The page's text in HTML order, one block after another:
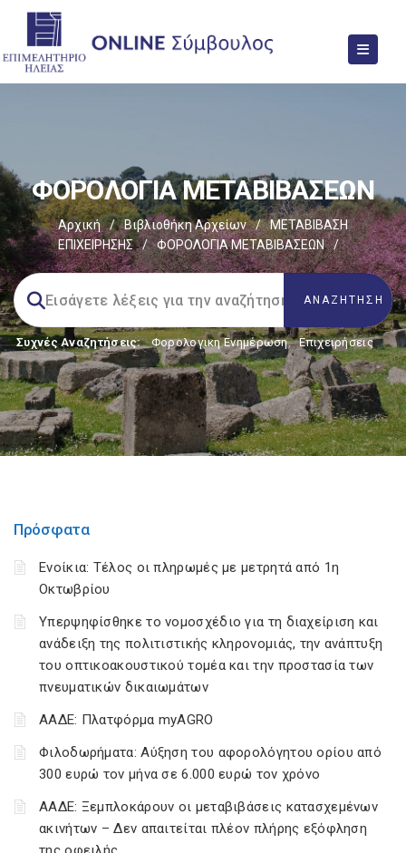
ΦΟΡΟΛΟΓΙΑ ΜΕΤΑΒΙΒΑΣΕΩΝ
Αρχική / Βιβλιοθήκη Αρχείων /
ΜΕΤΑΒΙΒΑΣΗ
ΕΠΙΧΕIΡΗΣΗΣ
/ ΦΟΡΟΛΟΓΙΑ ΜΕΤΑΒΙΒΑΣΕΩΝ /
Συχνές Αναζητήσεις: Φορολογικη Ενημέρωση, Επιχειρήσεις
Πρόσφατα
Ενοίκια: Τέλος οι πληρωμές με μετρητά από 1η
Οκτωβρίου
Υπερψηφίσθηκε το νομοσχέδιο για τη διαχείριση και
ανάδειξη της πολιτιστικής κληρονομιάς, την ανάπτυξη
του οπτικοακουστικού τομέα και την προστασία των
πνευματικών δικαιωμάτων
ΑΑΔΕ: Πλατφόρμα myAGRO
Φιλοδωρήματα: Αύξηση του αφορολόγητου ορίου από
300 ευρώ τον μήνα σε 6.000 ευρώ τον χρόνο
ΑΑΔΕ: Ξεμπλοκάρουν οι μεταβιβάσεις κατασχεμένων
ακινήτων – Δεν απαιτείται πλέον πλήρης εξόφληση